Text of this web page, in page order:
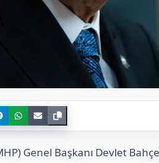
Genel Başkanı Devlet